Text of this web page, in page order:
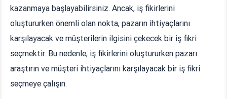
kazanmaya başlayabilirsiniz. Ancak, iş fikirlerini
oluştururken önemli olan nokta, pazarın ihtiyaçlarını
karşılayacak ve müşterilerin ilgisini çekecek bir iş fikri
seçmektir. Bu nedenle, iş fikirlerini oluştururken pazarı
araştırın ve müşteri ihtiyaçlarını karşılayacak bir iş fikri
seçmeye çalışın.